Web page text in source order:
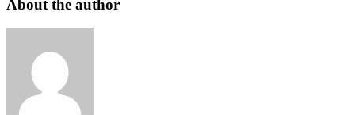
About the author